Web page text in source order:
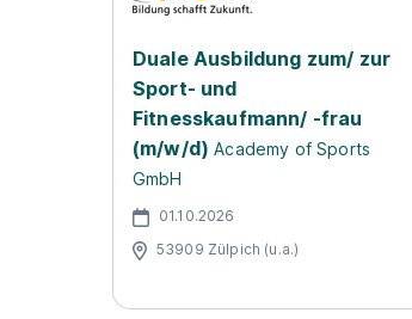
Duale Ausbildung zum/ zur
Sport- und
Fitnesskaufmann/ -frau
(m/w/d) Academy of Sports
GmbH
01.10.2026
53909 Zülpich (u.a.)